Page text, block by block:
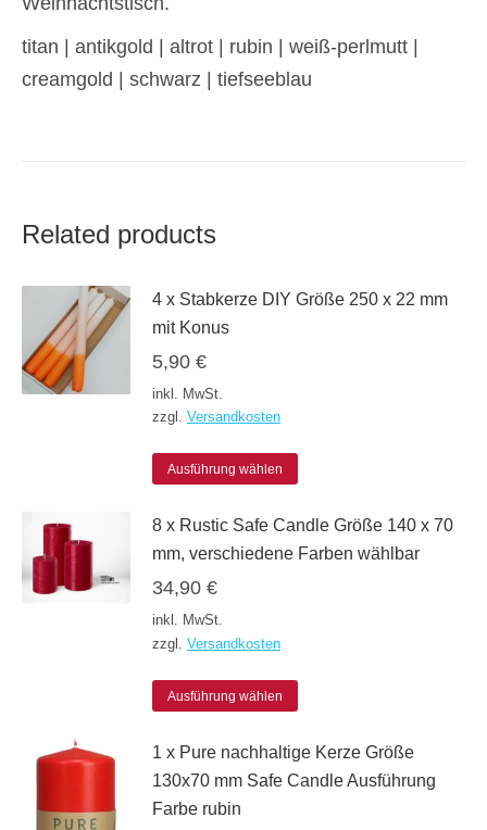
titan | antikgold | altrot | rubin | weiß-perlmutt |
creamgold | schwarz | tiefseeblau
Related products
4 x Stabkerze DIY Größe 250 x 22 mm
mit Konus
5,90 €
inkl. MwSt.
zzgl. Versandkosten
Ausführung wählen
weist
mehrere
auf
der
8 x Rustic Safe Candle Größe 140 x 70
mm, verschiedene Farben wählbar
34,90 €
inkl. MwSt.
zzgl. Versandkosten
Ausführung wählen
weist
mehrere
1 x Pure nachhaltige Kerze Größe
130x70 mm Safe Candle Ausführung
Farbe rubin